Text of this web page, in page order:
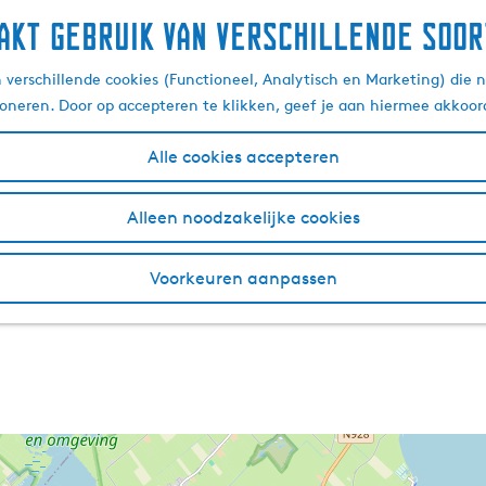
gebruik van verschillende
verschillende cookies (Functioneel, Analytisch en Marketing) die
Door op accepteren te klikken, geef je aan hiermee
Alle cookies accepteren
Alleen noodzakelijke cookies
Voorkeuren aanpassen